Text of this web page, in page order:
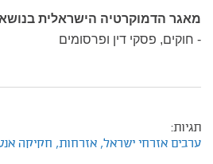
מאגר הדמוקרטיה הישראלית
- חוקים, פסקי דין ופרסומים
תגיות:
ערבים אזרחי ישראל, אזרחות, חקיקה